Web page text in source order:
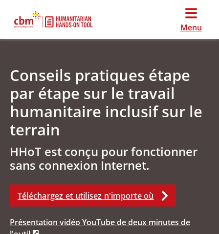
Menu
Conseils pratiques étape
par étape sur le travail
humanitaire inclusif sur le
terrain
HHoT est conçu pour fonctionner
sans connexion Internet.
Téléchargez et utilisez n'importe où
Présentation vidéo YouTube de deux minutes de